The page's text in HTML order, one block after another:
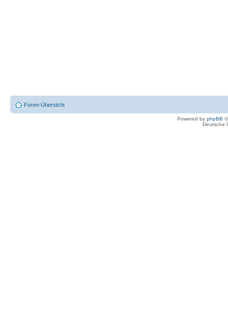
Foren-Übersicht
Powered by phpBB
Deutsche